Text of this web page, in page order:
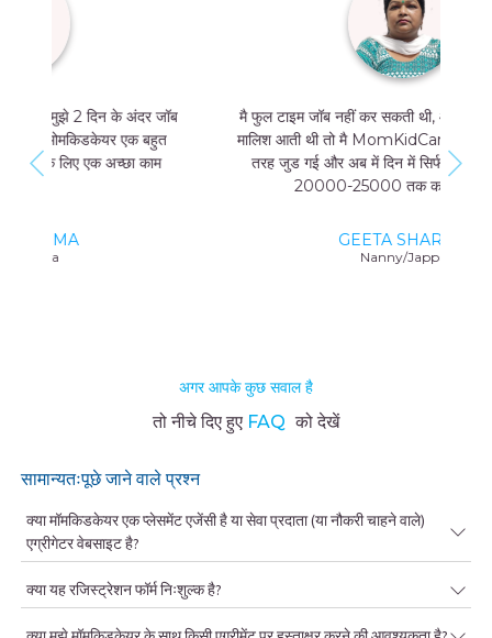
मै फुल टाइम जॉब नहीं कर सकती थी, और मुझे मां और बच्चे की
मालिश आती थी तो मै MomKidCare के साथ फ्रीलांसर की
तरह जुड गई और अब में दिन में सिर्फ 4 घंटे काम करके भी
20000-25000 तक कमा सकती हूं।
अगर आपके कुछ सवाल है
तो नीचे दिए हुए FAQ को देखें
सामान्यतःपूछे जाने वाले प्रश्न
क्या मॉमकिडकेयर एक प्लेसमेंट एजेंसी है या सेवा प्रदाता (या नौकरी चाहने वाले)
एग्रीगेटर वेबसाइट है?
क्या यह रजिस्ट्रेशन फॉर्म निःशुल्क है?